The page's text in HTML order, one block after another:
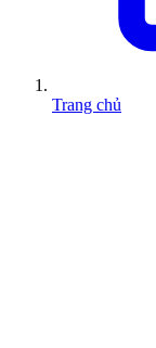
Trang chủ